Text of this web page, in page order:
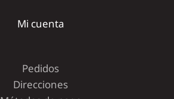
Mi cuenta
Pedidos
Direcciones